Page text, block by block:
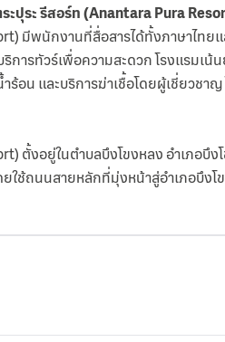
ปุระ รีสอร์ท (Anantara Pura
มีพนักงานที่สื่อสารได้ทั้งภาษาไท
ารทัวร์เพื่อความสะดวก โรงแรมเ
น และบริการฆ่าเชื้อโดยผู้เชี่ยวชา
ตั้งอยู่ในตำบลบึงโขงหลง อำเภอ
ใช้ถนนสายหลักที่มุ่งหน้าสู่อำเภอบึง